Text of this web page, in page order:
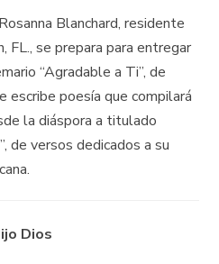
Blanchard, residente
FL., se prepara para entregar
“Agradable a Ti”, de
escribe poesía que compilará
la diáspora a titulado
de versos dedicados a su
Dios